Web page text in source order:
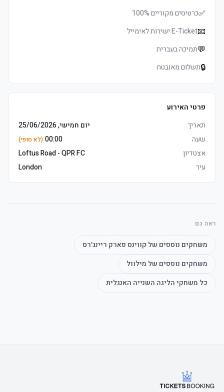
	• Children, families and groups welcome
✅כרטיסים מקוריים 100%
📧E-Ticket ישירות לאימייל
💬תמיכה בעברית
🔒תשלום מאובטח
פרטי האירוע
תאריך
יום חמישי, 25/06/2026
שעה
00:00 (לא סופי)
אצטדיון
Loftus Road - QPR FC
עיר
London
ראה גם
משחקים נוספים של קווינס פארק ריינג׳רס
משחקים נוספים של מילוול
כל משחקיהליגה השנייה האנגלית